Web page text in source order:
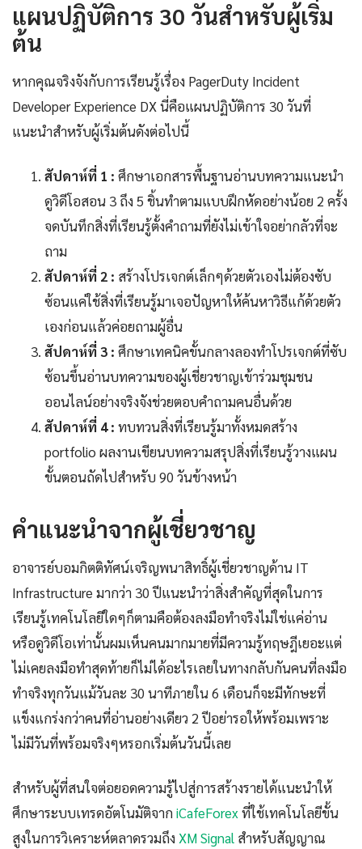
แผนปฏิบัติการ 30 วันสำหรับผู้เริ่ม
ต้น
หากคุณจริงจังกับการเรียนรู้เรื่อง PagerDuty Incident
Developer Experience DX นี่คือแผนปฏิบัติการ 30 วันที่
แนะนำสำหรับผู้เริ่มต้นดังต่อไปนี้
สัปดาห์ที่ 1 : ศึกษาเอกสารพื้นฐานอ่านบทความแนะนำ
ดูวิดีโอสอน 3 ถึง 5 ชิ้นทำตามแบบฝึกหัดอย่างน้อย 2 ครั้ง
จดบันทึกสิ่งที่เรียนรู้ตั้งคำถามที่ยังไม่เข้าใจอย่ากลัวที่จะ
ถาม
สัปดาห์ที่ 2 : สร้างโปรเจกต์เล็กๆด้วยตัวเองไม่ต้องซับ
ซ้อนแค่ใช้สิ่งที่เรียนรู้มาเจอปัญหาให้ค้นหาวิธีแก้ด้วยตัว
เองก่อนแล้วค่อยถามผู้อื่น
สัปดาห์ที่ 3 : ศึกษาเทคนิคขั้นกลางลองทำโปรเจกต์ที่ซับ
ซ้อนขึ้นอ่านบทความของผู้เชี่ยวชาญเข้าร่วมชุมชน
ออนไลน์อย่างจริงจังช่วยตอบคำถามคนอื่นด้วย
สัปดาห์ที่ 4 : ทบทวนสิ่งที่เรียนรู้มาทั้งหมดสร้าง
portfolio ผลงานเขียนบทความสรุปสิ่งที่เรียนรู้วางแผน
ขั้นตอนถัดไปสำหรับ 90 วันข้างหน้า
คำแนะนำจากผู้เชี่ยวชาญ
อาจารย์บอมกิตติทัศน์เจริญพนาสิทธิ์ผู้เชี่ยวชาญด้าน IT
Infrastructure มากว่า 30 ปีแนะนำว่าสิ่งสำคัญที่สุดในการ
เรียนรู้เทคโนโลยีใดๆก็ตามคือต้องลงมือทำจริงไม่ใช่แค่อ่าน
หรือดูวิดีโอเท่านั้นผมเห็นคนมากมายที่มีความรู้ทฤษฎีเยอะแต่
ไม่เคยลงมือทำสุดท้ายก็ไม่ได้อะไรเลยในทางกลับกันคนที่ลงมือ
ทำจริงทุกวันแม้วันละ 30 นาทีภายใน 6 เดือนก็จะมีทักษะที่
แข็งแกร่งกว่าคนที่อ่านอย่างเดียว 2 ปีอย่ารอให้พร้อมเพราะ
ไม่มีวันที่พร้อมจริงๆหรอกเริ่มต้นวันนี้เลย
สำหรับผู้ที่สนใจต่อยอดความรู้ไปสู่การสร้างรายได้แนะนำให้
ศึกษาระบบเทรดอัตโนมัติจากiCafeForex ที่ใช้เทคโนโลยีขั้น
สูงในการวิเคราะห์ตลาดรวมถึง XM Signal สำหรับสัญญาณ